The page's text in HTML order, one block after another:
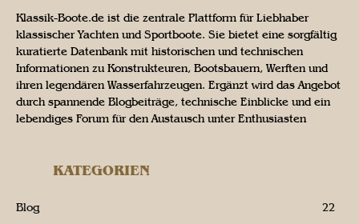
Klassik-Boote.de ist die zentrale Plattform für Liebhaber
klassischer Yachten und Sportboote. Sie bietet eine sorgfältig
kuratierte Datenbank mit historischen und technischen
Informationen zu Konstrukteuren, Bootsbauern, Werften und
ihren legendären Wasserfahrzeugen. Ergänzt wird das Angebot
durch spannende Blogbeiträge, technische Einblicke und ein
lebendiges Forum für den Austausch unter Enthusiasten
KATEGORIEN
Blog
22